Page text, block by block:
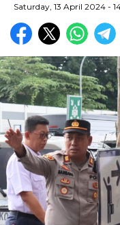
Saturday, 13 April 2024 -